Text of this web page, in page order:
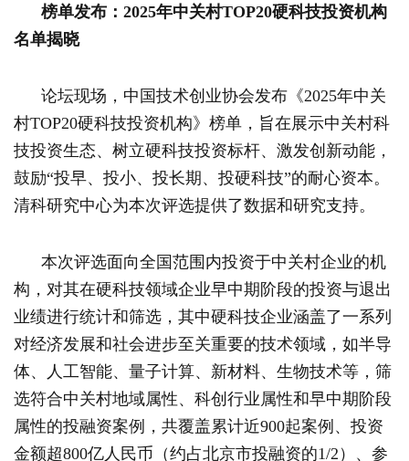
榜单发布：2025年中关村TOP20硬科技投资机构
名单揭晓
论坛现场，中国技术创业协会发布《2025年中关
村TOP20硬科技投资机构》榜单，旨在展示中关村科
技投资生态、树立硬科技投资标杆、激发创新动能，
鼓励“投早、投小、投长期、投硬科技”的耐心资本。
清科研究中心为本次评选提供了数据和研究支持。
本次评选面向全国范围内投资于中关村企业的机
构，对其在硬科技领域企业早中期阶段的投资与退出
业绩进行统计和筛选，其中硬科技企业涵盖了一系列
对经济发展和社会进步至关重要的技术领域，如半导
体、人工智能、量子计算、新材料、生物技术等，筛
选符合中关村地域属性、科创行业属性和早中期阶段
属性的投融资案例，共覆盖累计近900起案例、投资
金额超800亿人民币（约占北京市投融资的1/2）、参